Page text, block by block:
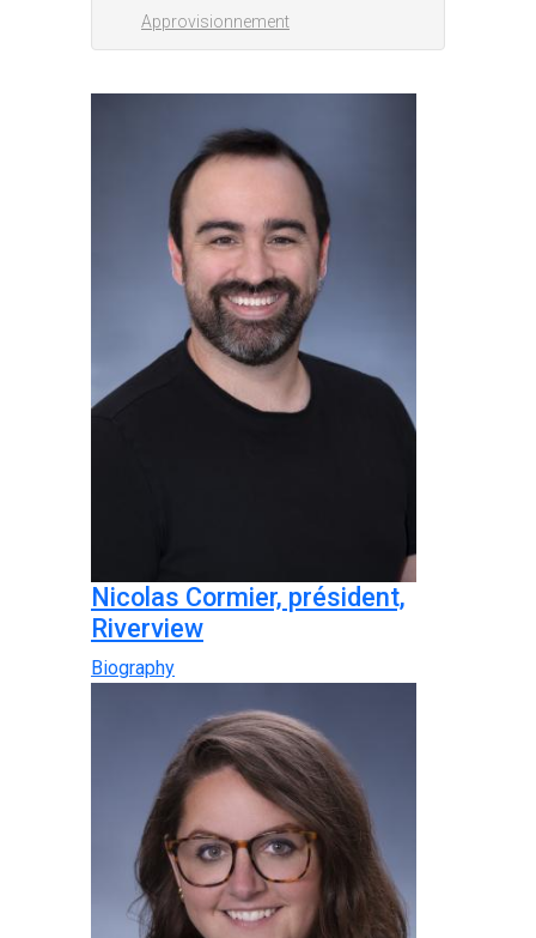
Nicolas Cormier, président,
Riverview
Biography
Approvisionnement